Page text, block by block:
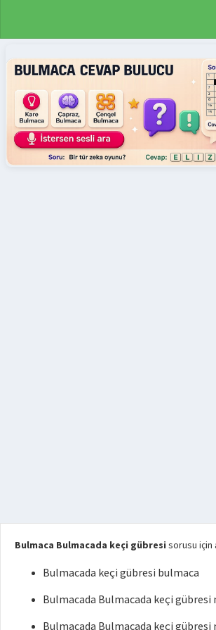
Bulmaca Bulmacada keçi gübresi sorusu için
Bulmacada keçi gübresi bulmaca
Bulmacada Bulmacada keçi gübresi
Bulmacada Bulmacada keçi gübresi